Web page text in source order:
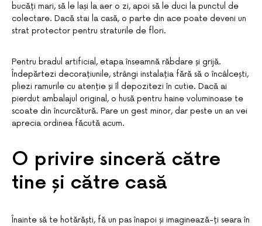
bucăți mari, să le lași la aer o zi, apoi să le duci la punctul de
colectare. Dacă stai la casă, o parte din ace poate deveni un
strat protector pentru straturile de flori.
Pentru bradul artificial, etapa înseamnă răbdare și grijă.
Îndepărtezi decorațiunile, strângi instalația fără să o încâlcești,
pliezi ramurile cu atenție și îl depozitezi în cutie. Dacă ai
pierdut ambalajul original, o husă pentru haine voluminoase te
scoate din încurcătură. Pare un gest minor, dar peste un an vei
aprecia ordinea făcută acum.
O privire sinceră către
tine și către casă
Înainte să te hotărăști, fă un pas înapoi și imaginează-ți seara în